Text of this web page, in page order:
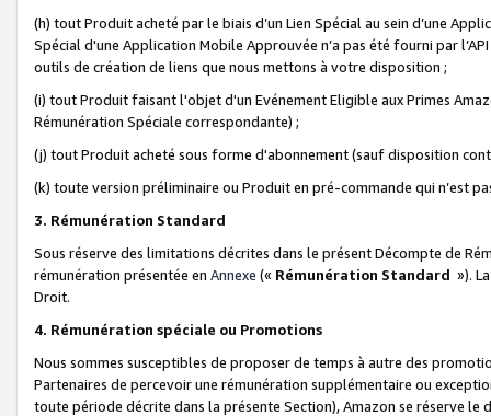
(h) tout Produit acheté par le biais d’un Lien Spécial au sein d’une
Spécial d'une Application Mobile Approuvée n’a pas été fourni par
outils de création de liens que nous mettons à votre disposition ;
(i) tout Produit faisant l'objet d'un Evénement Eligible aux Primes
Rémunération Spéciale correspondante) ;
(j) tout Produit acheté sous forme d'abonnement (sauf disposition
(k) toute version préliminaire ou Produit en pré-commande qui n’est
3. Rémunération Standard
Sous réserve des limitations décrites dans le présent Décompte de
rémunération présentée en Annexe (« Rémunération Standard »).
Droit.
4. Rémunération spéciale ou Promotions
Nous sommes susceptibles de proposer de temps à autre des
Partenaires de percevoir une rémunération supplémentaire ou
toute période décrite dans la présente Section), Amazon se réserve